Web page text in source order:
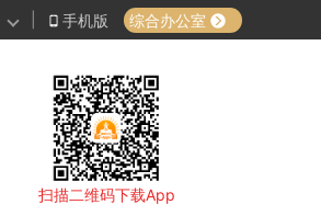
手机版 综合办公室
扫描二维码下载App